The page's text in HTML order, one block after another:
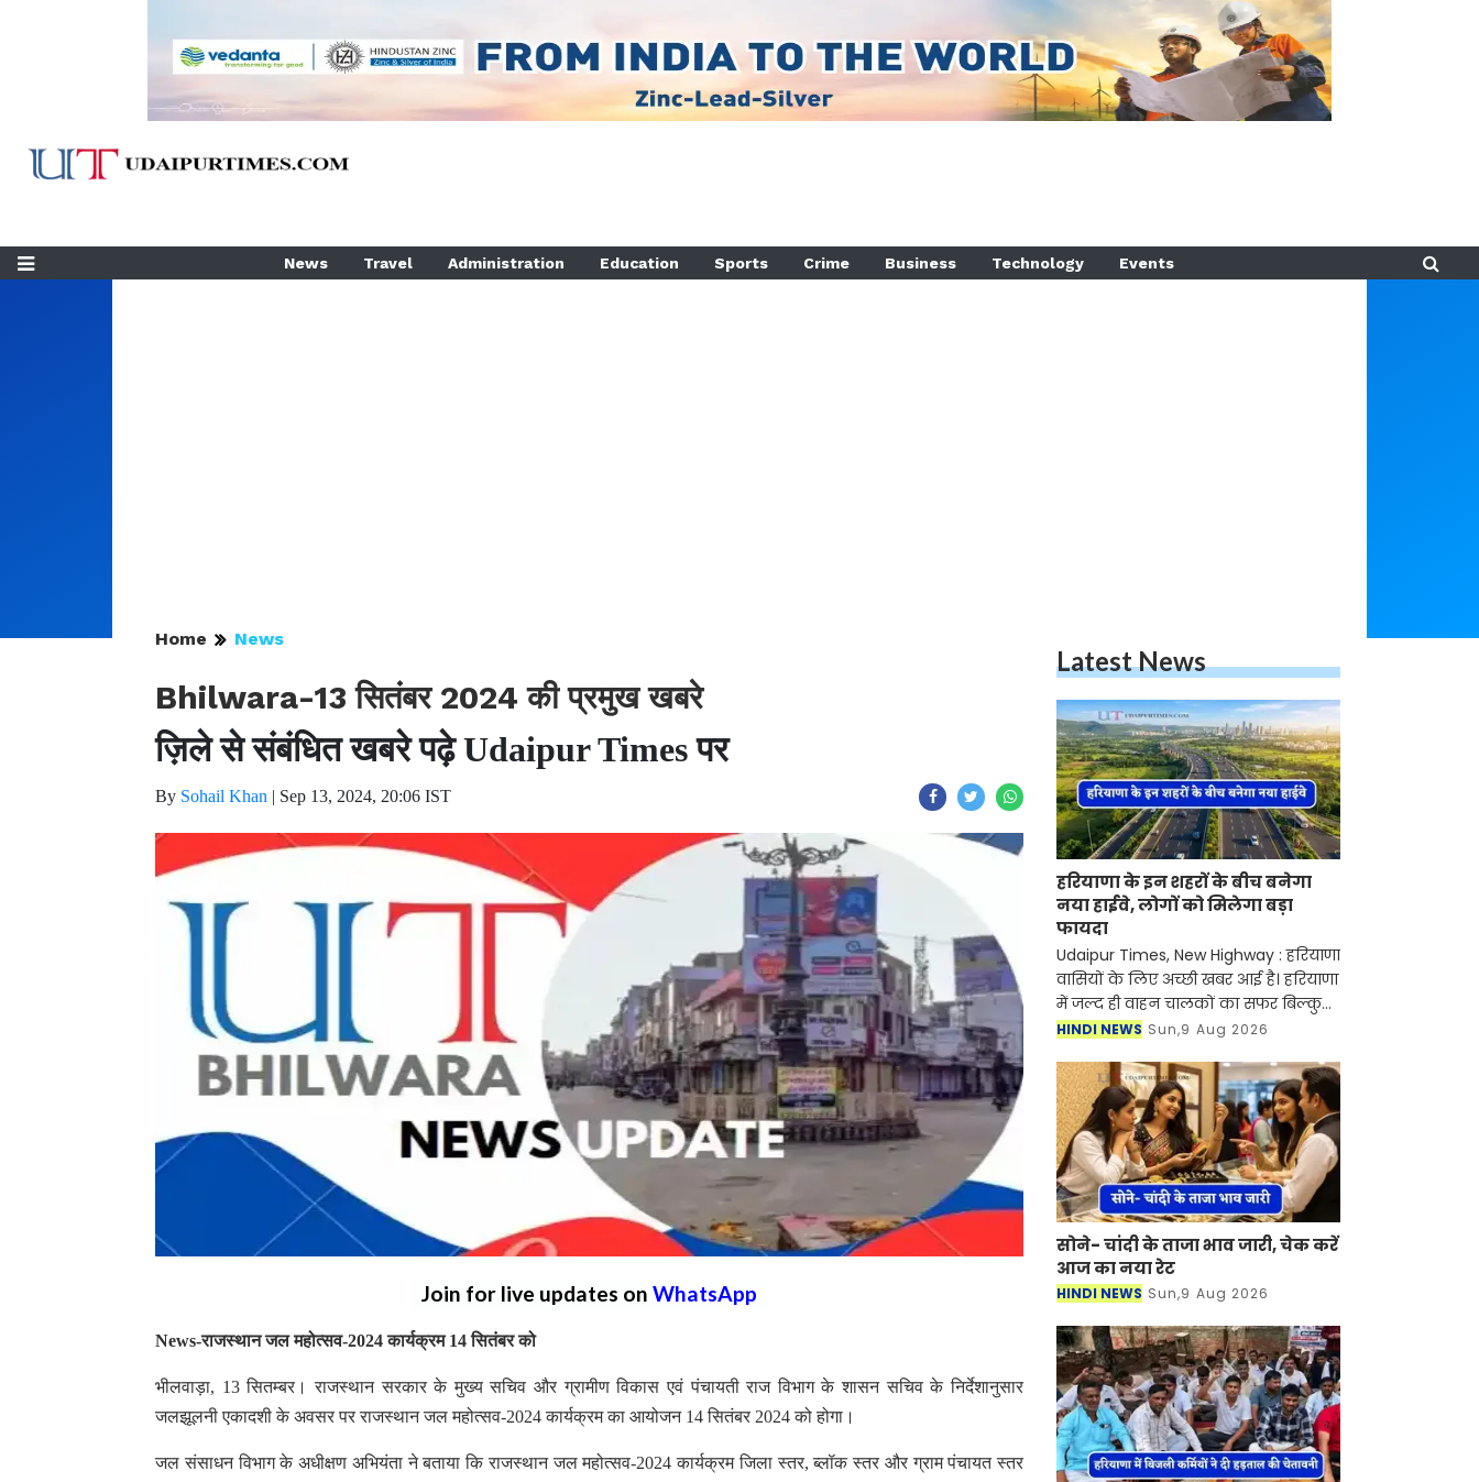
News Travel Administration Education Sports Crime Business Technology Events
Home News
Bhilwara-13 सितंबर 2024 की प्रमुख खबरे
ज़िले से संबंधित खबरे पढ़े Udaipur Times पर
By Sohail Khan | Sep 13, 2024, 20:06 IST
Join for live updates on WhatsApp
News-राजस्थान जल महोत्सव-2024 कार्यक्रम 14 सितंबर को
भीलवाड़ा, 13 सितम्बर। राजस्थान सरकार के मुख्य सचिव और ग्रामीण विकास एवं पंचायती राज विभाग के शासन सचिव के निर्देशानुसार
जलझूलनी एकादशी के अवसर पर राजस्थान जल महोत्सव-2024 कार्यक्रम का आयोजन 14 सितंबर 2024 को होगा।
जल संसाधन विभाग के अधीक्षण अभियंता ने बताया कि राजस्थान जल महोत्सव-2024 कार्यक्रम जिला स्तर, ब्लॉक स्तर और ग्राम पंचायत स्तर
Latest News
हरियाणा के इन शहरों के बीच बनेगा
नया हाईवे, लोगों को मिलेगा बड़ा
फायदा
Udaipur Times, New Highway : हरियाणा
वासियों के लिए अच्छी खबर आई है। हरियाणा
में जल्द ही वाहन चालकों का सफर बिल्कुल
आसान होने वाला है। NHAI ने गुरुग्राम और
निर्माण
HINDI NEWS Sun,9 Aug 2026
सोने- चांदी के ताजा भाव जारी, चेक करें
आज का नया रेट
HINDI NEWS Sun,9 Aug 2026